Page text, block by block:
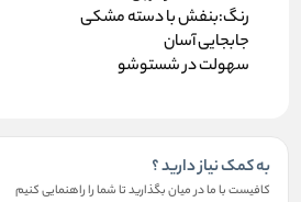
رنگ:بنفش با دسته مشکی
جابجایی آسان
سهولت در شستوشو
به کمک نیاز دارید ؟
کافیست با ما در میان بگذارید تا شما را راهنمایی کنیم